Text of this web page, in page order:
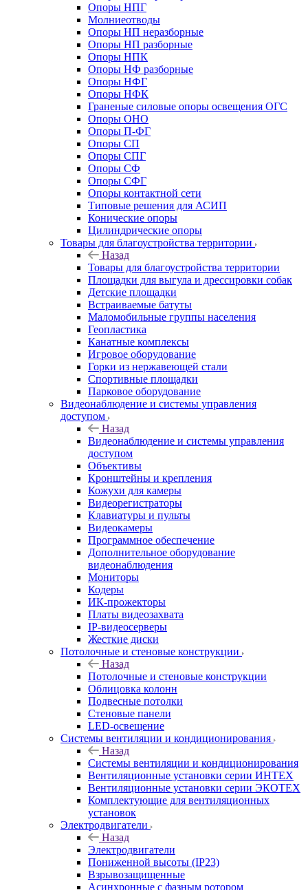
Опоры НПГ
Молниеотводы
Опоры НП неразборные
Опоры НП разборные
Опоры НПК
Опоры НФ разборные
Опоры НФГ
Опоры НФК
Граненые силовые опоры освещения ОГС
Опоры ОНО
Опоры П-ФГ
Опоры СП
Опоры СПГ
Опоры СФ
Опоры СФГ
Опоры контактной сети
Типовые решения для АСИП
Конические опоры
Цилиндрические опоры
Товары для благоустройства территории
Назад
Товары для благоустройства территории
Площадки для выгула и дрессировки собак
Детские площадки
Встраиваемые батуты
Маломобильные группы населения
Геопластика
Канатные комплексы
Игровое оборудование
Горки из нержавеющей стали
Спортивные площадки
Парковое оборудование
Видеонаблюдение и системы управления
доступом
Назад
Видеонаблюдение и системы управления
доступом
Объективы
Кронштейны и крепления
Кожухи для камеры
Видеорегистраторы
Клавиатуры и пульты
Видеокамеры
Программное обеспечение
Дополнительное оборудование
видеонаблюдения
Мониторы
Кодеры
ИК-прожекторы
Платы видеозахвата
IP-видеосерверы
Жесткие диски
Потолочные и стеновые конструкции
Назад
Потолочные и стеновые конструкции
Облицовка колонн
Подвесные потолки
Стеновые панели
LED-освещение
Системы вентиляции и кондиционирования
Назад
Системы вентиляции и кондиционирования
Вентиляционные установки серии ИНТЕХ
Вентиляционные установки серии ЭКОТЕХ
Комплектующие для вентиляционных
установок
Электродвигатели
Назад
Электродвигатели
Пониженной высоты (IP23)
Взрывозащищенные
Асинхронные с фазным ротором